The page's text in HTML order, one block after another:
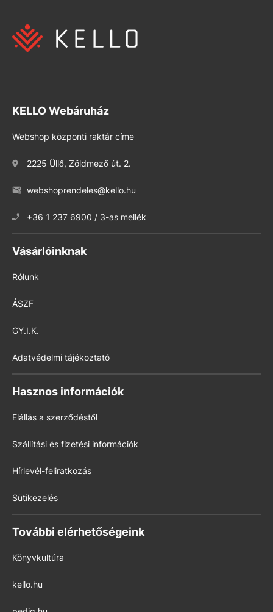
KELLO Webáruház
Webshop központi raktár címe
2225 Üllő, Zöldmező út. 2.
webshoprendeles@kello.hu
+36 1 237 6900 / 3-as mellék
Vásárlóinknak
Rólunk
ÁSZF
GY.I.K.
Adatvédelmi tájékoztató
Hasznos információk
Elállás a szerződéstől
Szállítási és fizetési információk
Hírlevél-feliratkozás
Sütikezelés
További elérhetőségeink
Könyvkultúra
kello.hu